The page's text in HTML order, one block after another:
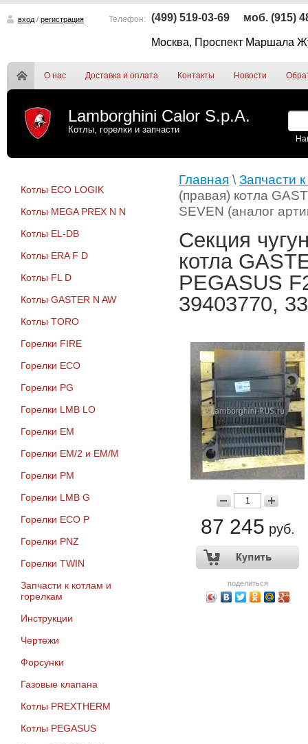
вход / регистрация Телефон: (499) 519-03-69 моб. (915)
Москва, Проспект Маршала
О нас Доставка и оплата Контакты Новости
Lamborghini Calor S.p.A.
Котлы, горелки и запчасти
Котлы ECO LOGIK
Котлы MEGA PREX N N
Котлы EL-DB
Котлы ERA F D
Котлы FL D
Котлы GASTER N AW
Котлы TORO
Горелки FIRE
Горелки ECO
Горелки PG
Горелки LMB LO
Горелки EM
Горелки EM/2 и EM/M
Горелки PM
Горелки LMB G
Горелки ECO P
Горелки PNZ
Горелки TWIN
Запчасти к котлам и
горелкам
Инструкции
Чертежи
Форсунки
Газовые клапана
Котлы PREXTHERM
Котлы PEGASUS
Главная \ Запчасти
(правая) котла
SEVEN (аналог
Секция
котла
PEGASUS
39403770,
87 245 руб.
поделиться